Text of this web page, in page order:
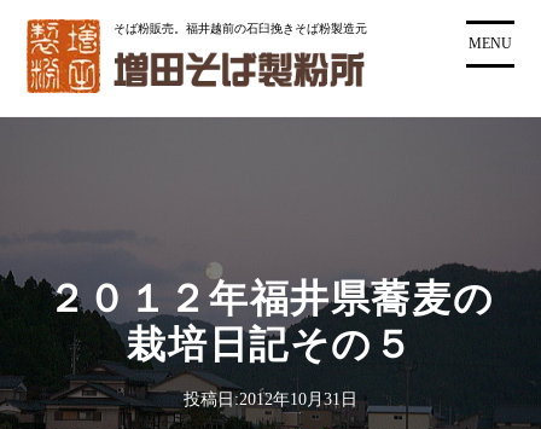
プ
そば粉販売。福井越前の石臼挽きそば粉製造元
MENU
２０１２年福井県蕎麦の
栽培日記その５
投稿日:2012年10月31日